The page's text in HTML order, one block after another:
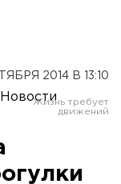
2014 В 13:10